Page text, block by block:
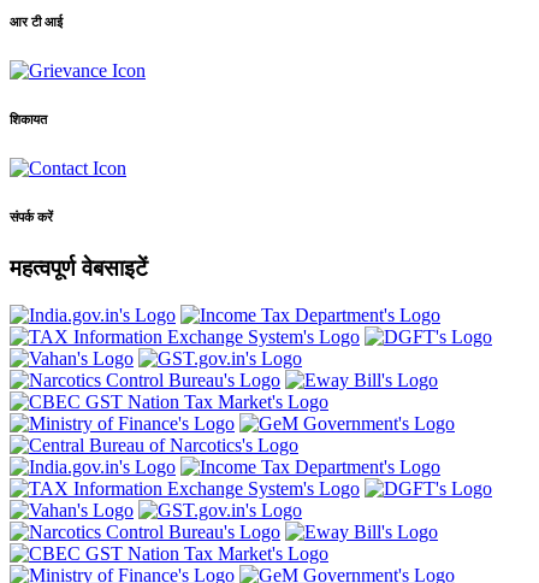
आर टी आई
शिकायत
संपर्क करें
महत्वपूर्ण वेबसाइटें